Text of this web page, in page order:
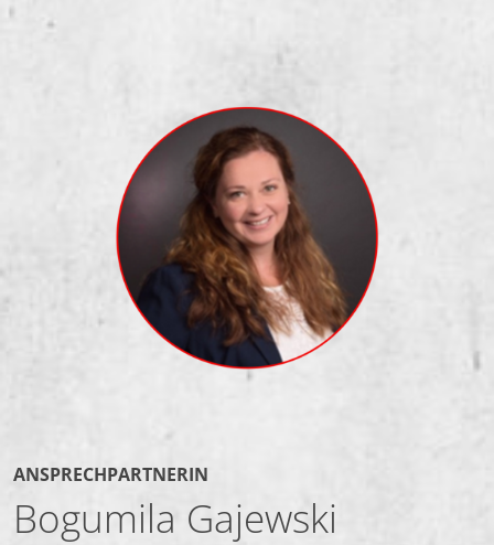
ANSPRECHPARTNERIN
Bogumila Gajewski